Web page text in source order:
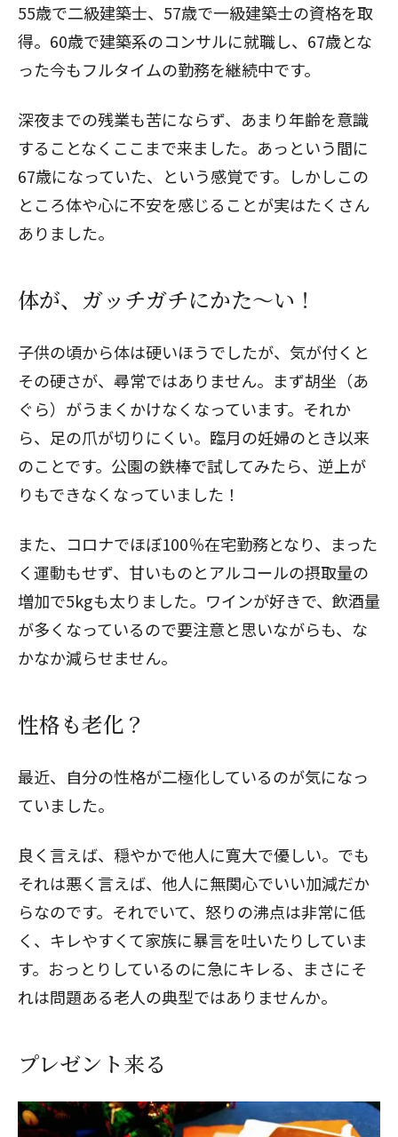
55歳で二級建築士、57歳で一級建築士の資格を取
得。60歳で建築系のコンサルに就職し、67歳とな
った今もフルタイムの勤務を継続中です。
深夜までの残業も苦にならず、あまり年齢を意識
することなくここまで来ました。あっという間に
67歳になっていた、という感覚です。しかしこの
ところ体や心に不安を感じることが実はたくさん
ありました。
体が、ガッチガチにかた～い！
子供の頃から体は硬いほうでしたが、気が付くと
その硬さが、尋常ではありません。まず胡坐（あ
ぐら）がうまくかけなくなっています。それか
ら、足の爪が切りにくい。臨月の妊婦のとき以来
のことです。公園の鉄棒で試してみたら、逆上が
りもできなくなっていました！
また、コロナでほぼ100％在宅勤務となり、まった
く運動もせず、甘いものとアルコールの摂取量の
増加で5kgも太りました。ワインが好きで、飲酒量
が多くなっているので要注意と思いながらも、な
かなか減らせません。
性格も老化？
最近、自分の性格が二極化しているのが気になっ
ていました。
良く言えば、穏やかで他人に寛大で優しい。でも
それは悪く言えば、他人に無関心でいい加減だか
らなのです。それでいて、怒りの沸点は非常に低
く、キレやすくて家族に暴言を吐いたりしていま
す。おっとりしているのに急にキレる、まさにそ
れは問題ある老人の典型ではありませんか。
プレゼント来る